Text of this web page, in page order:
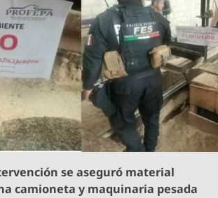
se aseguró material
camioneta y maquinaria pesada